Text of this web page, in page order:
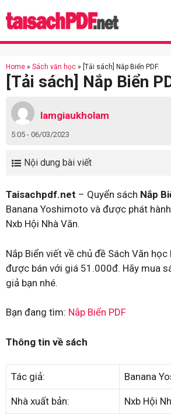
to
Home » Sách văn học » [Tải sách] Nắp Biển PDF.
[Tải sách] Nắp Biển
lamgiaukholam
5:05 - 06/03/2023
Nội dung bài viết
Taisachpdf.net – Quyển sách Nắp
Banana Yoshimoto và được phát
Nxb Hội Nhà Văn.
Nắp Biển viết về chủ đề Sách Văn
được bán với giá 51.000đ. Hãy mua
giả bạn nhé.
Bạn đang tìm: Nắp Biển PDF
Thông tin về sách
Tác giả: Banana
Nhà xuất bản: Nxb Hội